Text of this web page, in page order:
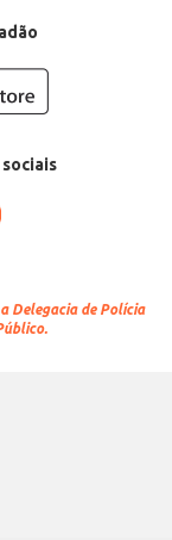
Delegacia de Polícia